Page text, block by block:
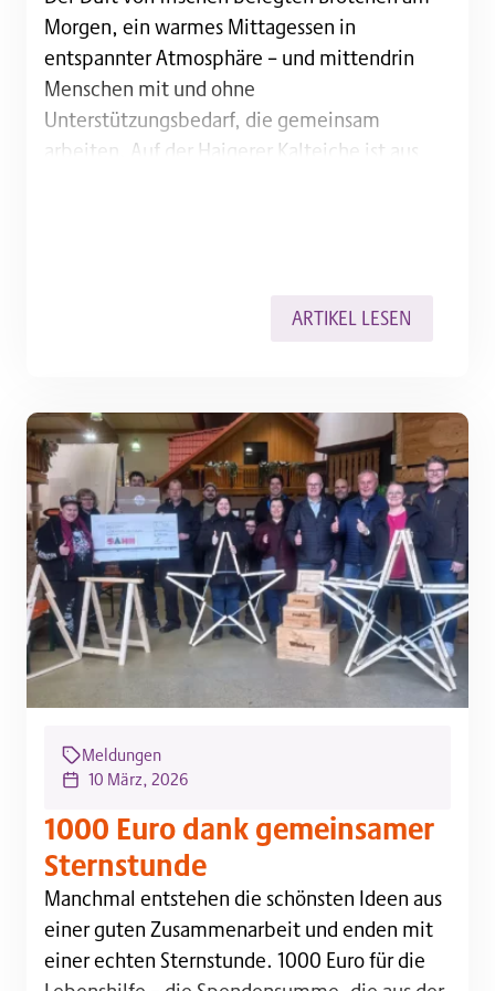
Morgen, ein warmes Mittagessen in
entspannter Atmosphäre – und mittendrin
Menschen mit und ohne
Unterstützungsbedarf, die gemeinsam
arbeiten. Auf der Haigerer Kalteiche ist aus
ARTIKEL LESEN
Meldungen
10 März, 2026
1000 Euro dank gemeinsamer
Sternstunde
Manchmal entstehen die schönsten Ideen aus
Manchmal entstehen die schönsten Ideen aus
einer guten Zusammenarbeit und enden mit
einer echten Sternstunde. 1000 Euro für die